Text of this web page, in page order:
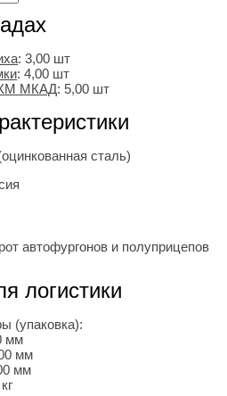
: 3,00 шт
: 4,00 шт
КМ МКАД: 5,00 шт
сталь)
автофургонов и полуприцепов
логистики
(упаковка):
мм
мм
мм